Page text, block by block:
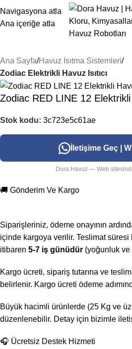
Navigasyona atla
Ana içeriğe atla
Ana Sayfa Havuz Isıtma Sistemleri
Zodiac Elektrikli Havuz Isıtıcı
Zodiac RED LINE 12 Elektrikli
Stok kodu: 3c723e5c61ae
İletişime Geç |
Dora Havuz — Web
🚚 Gönderim Ve Kargo
Siparişleriniz, ödeme onayının
içinde kargoya verilir. Teslimat
itibaren 5-7 iş günüdür (yoğunluk
Kargo ücreti, sipariş tutarına ve
belirlenir. Kargo ücreti ödeme
Büyük hacimli ürünlerde (25 Kg ve
düzenlenebilir. Detay için bizimle
🎧 Ücretsiz Destek Hizmeti